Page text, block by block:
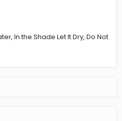
In the Shade Let It Dry, Do Not